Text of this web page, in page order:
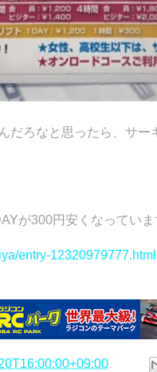
だろなと思ったら、サ
が300円安くなってい
entry-12320979777.html